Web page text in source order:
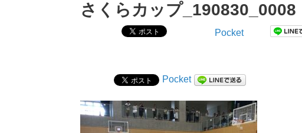
さくらカップ_190830_0008
Pocket
Pocket